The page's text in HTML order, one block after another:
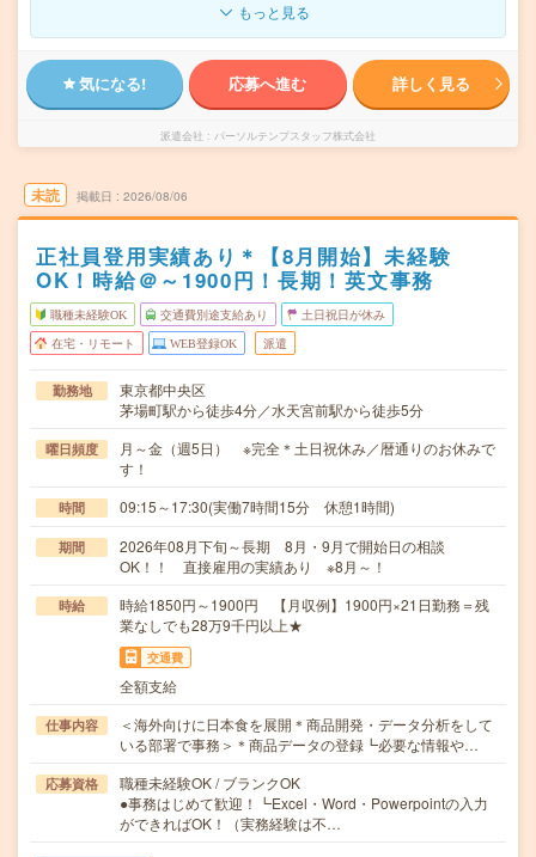
もっと見る
気になる! 応募へ進む 詳しく見る
派遣会社 パーソルテンプスタッフ株式会社
未読 掲載日 2026/08/06
正社員登用実績あり＊【8月開始】未経験
OK！時給＠～1900円！長期！英文事務
職種未経験OK 交通費別途支給あり 土日祝日が休み
在宅・リモート WEB登録OK 派遣
勤務地
東京都中央区
茅場町駅から徒歩4分／水天宮前駅から徒歩5分
曜日頻度
月～金（週5日） ※完全＊土日祝休み／暦通りのお休みで
す！
時間 09:15～17:30(実働7時間15分 休憩1時間)
期間
2026年08月下旬～長期 8月・9月で開始日の相談
OK！！ 直接雇用の実績あり ※8月～！
時給
時給1850円～1900円 【月収例】1900円×21日勤務＝残
業なしでも28万9千円以上★
交通費
全額支給
仕事内容
＜海外向けに日本食を展開＊商品開発・データ分析をして
いる部署で事務＞＊商品データの登録┗必要な情報や…
応募資格
職種未経験OK / ブランクOK
●事務はじめて歓迎！┗Excel・Word・Powerpointの入力
ができればOK！（実務経験は不…